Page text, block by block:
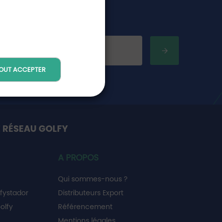
ACCEPTER
GOLFY
A PROPOS
Qui sommes-nous ?
Distributeurs Export
Référencement